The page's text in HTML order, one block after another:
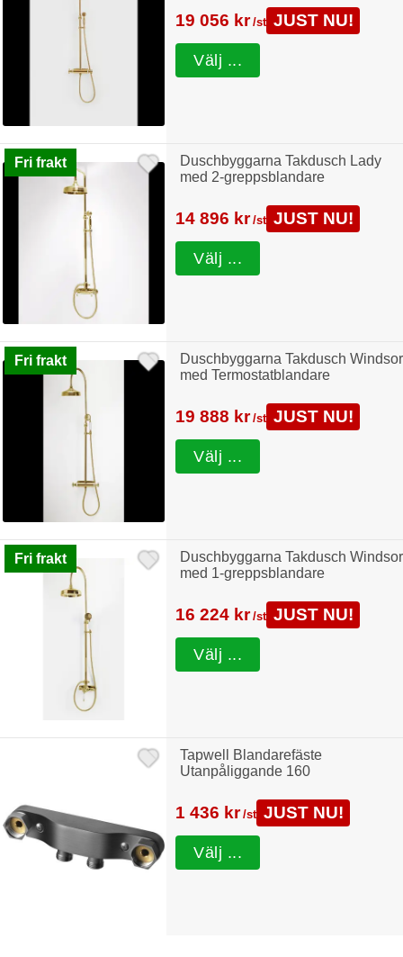
19 056 kr /st JUST NU!
Välj ...
Fri frakt
Duschbyggarna Takdusch Lady
med 2-greppsblandare
14 896 kr /st JUST NU!
Välj ...
Fri frakt
Duschbyggarna Takdusch Windsor
med Termostatblandare
19 888 kr /st JUST NU!
Välj ...
Fri frakt
Duschbyggarna Takdusch Windsor
med 1-greppsblandare
16 224 kr /st JUST NU!
Välj ...
Tapwell Blandarefäste
Utanpåliggande 160
1 436 kr /st JUST NU!
Välj ...